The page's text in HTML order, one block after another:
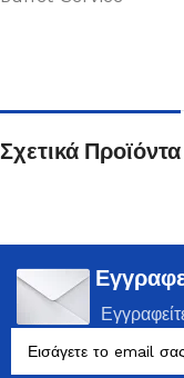
Σχετικά Προϊόντα